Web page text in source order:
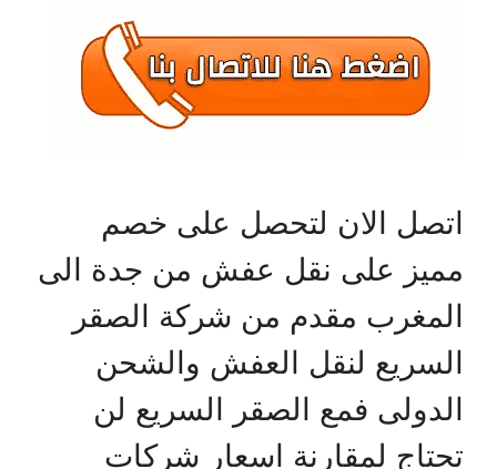
اتصل الان لتحصل على خصم
مميز على نقل عفش من جدة الى
المغرب مقدم من شركة الصقر
السريع لنقل العفش والشحن
الدولى فمع الصقر السريع لن
تحتاج لمقارنة اسعار شركات